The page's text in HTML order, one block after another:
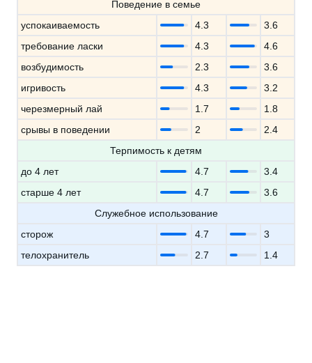
Поведение в семье
успокаиваемость
4.3
3.6
требование ласки
4.3
4.6
возбудимость
2.3
3.6
игривость
4.3
3.2
черезмерный лай
1.7
1.8
срывы в поведении
2
2.4
Терпимость к детям
до 4 лет
4.7
3.4
старше 4 лет
4.7
3.6
Служебное использование
сторож
4.7
3
телохранитель
2.7 1.4